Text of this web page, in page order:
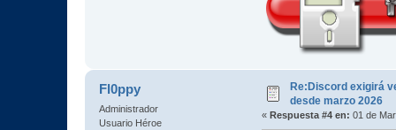
Fl0ppy
Administrador
Usuario Héroe
Re:Discord exigirá
desde marzo 2026
« Respuesta #4 en: 01 de